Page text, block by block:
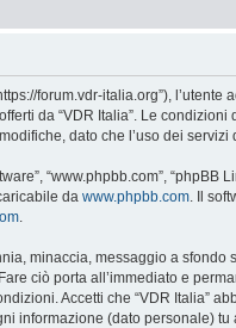
forum.vdr-italia.org”),
da “VDR Italia”. Le
dato che l’uso dei
“www.phpbb.com”,
da www.phpbb.com. Il
.
minaccia, messaggio a
ciò porta all’immediato e
Accetti che “VDR Italia”
informazione (dato personale)